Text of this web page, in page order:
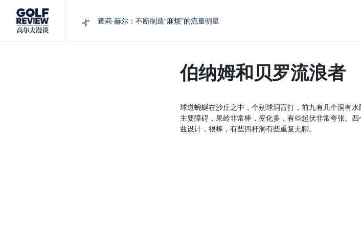
查莉·赫尔：不断制造“麻烦”的流量明星
避暑北海道：原始森林中挥杆，美食与清风作伴伯纳姆和贝罗流浪者
球道蜿蜒在沙丘之中，个别球洞盲打，前九有几个洞有
主要障碍，果岭非常棒，变化多，有些起伏非常夸张。
兹设计，很棒，有些四杆洞有些重复无聊。